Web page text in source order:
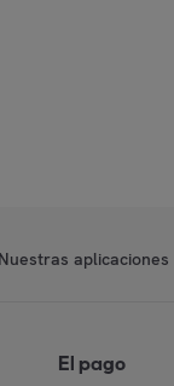
Nuestras aplicaciones
El pago